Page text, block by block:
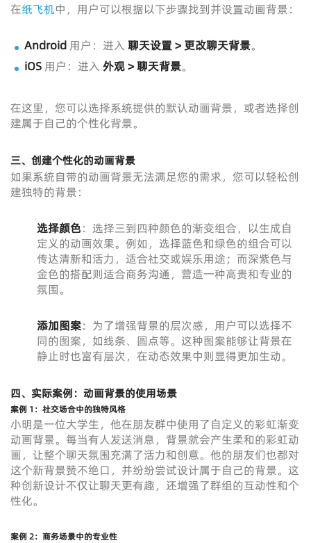
在纸飞机中，用户可以根据以下步骤找到并设置动画背景：
Android 用户：进入 聊天设置 > 更改聊天背景。
iOS 用户：进入 外观 > 聊天背景。
在这里，您可以选择系统提供的默认动画背景，或者选择创
建属于自己的个性化背景。
三、创建个性化的动画背景
如果系统自带的动画背景无法满足您的需求，您可以轻松创
建独特的背景：
选择颜色：选择三到四种颜色的渐变组合，以生成自
定义的动画效果。例如，选择蓝色和绿色的组合可以
传达清新和活力，适合社交或娱乐用途；而深紫色与
金色的搭配则适合商务沟通，营造一种高贵和专业的
氛围。
添加图案：为了增强背景的层次感，用户可以选择不
同的图案，如线条、圆点等。这种图案能够让背景在
静止时也富有层次，在动态效果中则显得更加生动。
四、实际案例：动画背景的使用场景
案例 1：社交场合中的独特风格
小明是一位大学生，他在朋友群中使用了自定义的彩虹渐变
动画背景。每当有人发送消息，背景就会产生柔和的彩虹动
画，让整个聊天氛围充满了活力和创意。他的朋友们也都对
这个新背景赞不绝口，并纷纷尝试设计属于自己的背景。这
种创新设计不仅让聊天更有趣，还增强了群组的互动性和个
性化。
案例 2：商务场景中的专业性